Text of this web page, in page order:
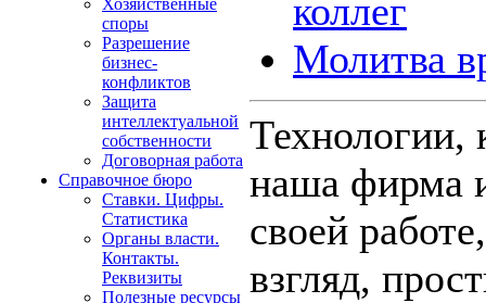
Хозяйственные
споры
Разрешение
бизнес-
конфликтов
Защита
интеллектуальной
собственности
Договорная работа
Справочное бюро
Ставки. Цифры.
Статистика
Органы власти.
Контакты.
Реквизиты
Полезные ресурсы
коллег
Молитва
Технологии,
наша фирма
своей
взгляд,